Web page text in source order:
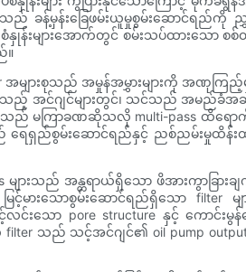
န့်မှန်းခြေဖမ်းယူမှုစွမ်းဆောင်ရည်ကို ညွှ
းများအောက်တွင် စမ်းသပ်ထားသော စ
။
ျားစုသည် အမှုန်အမွှားများကို အဏုကြည့်မှန်
ည့် အင်ဂျင်များတွင်၊ သင်သည် အမည်ခံ
မကြာခဏဆိုသလို multi-pass ထိရောက်မှု
စွမ်းဆောင်ရည်နှင့် ညစ်ညမ်းမှုထိန်းထား
သည် အန္တရာယ်ရှိသော ဖိအားကွာခြားချက်မ
းသောစွမ်းဆောင်ရည်ရှိသော filter မျာ
လင်းသော pore structure နှင့် ကောင်း
filter သည် သင့်အင်ဂျင်၏ oil pump